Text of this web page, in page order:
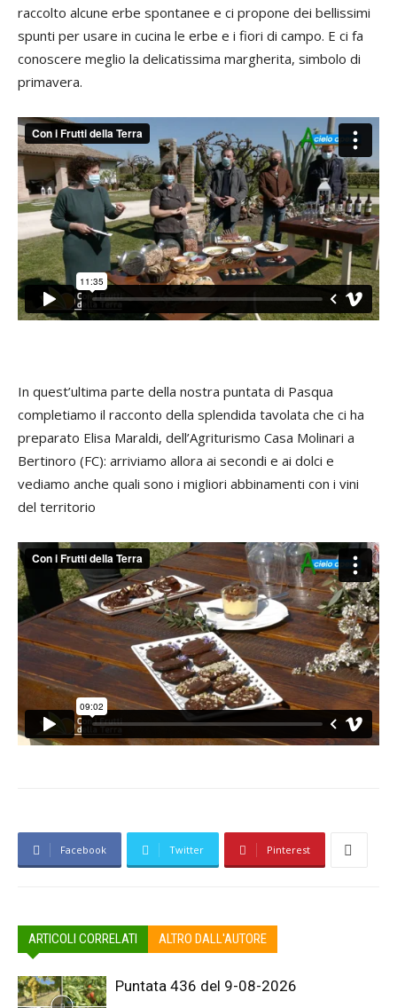
raccolto alcune erbe spontanee e ci propone dei bellissimi
spunti per usare in cucina le erbe e i fiori di campo. E ci fa
conoscere meglio la delicatissima margherita, simbolo di
primavera.
In quest’ultima parte della nostra puntata di Pasqua
completiamo il racconto della splendida tavolata che ci ha
preparato Elisa Maraldi, dell’Agriturismo Casa Molinari a
Bertinoro (FC): arriviamo allora ai secondi e ai dolci e
vediamo anche quali sono i migliori abbinamenti con i vini
del territorio
Facebook Twitter Pinterest
ARTICOLI CORRELATI ALTRO DALL'AUTORE
Puntata 436 del 9-08-2026